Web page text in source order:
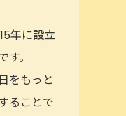
年に設立
。
をもっと
ることで